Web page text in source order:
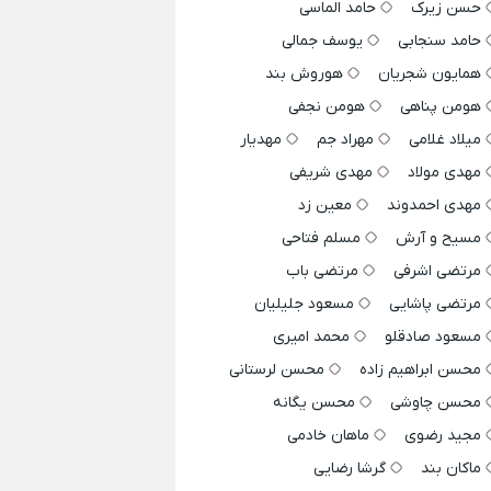
حسن زیرک
حامد الماسی
حامد سنجابی
یوسف جمالی
همایون شجریان
هوروش بند
هومن پناهی
هومن نجفی
میلاد غلامی
مهراد جم
مهدیار
مهدی مولاد
مهدی شریفی
مهدی احمدوند
معین زد
مسیح و آرش
مسلم فتاحی
مرتضی اشرفی
مرتضی باب
مرتضی پاشایی
مسعود جلیلیان
مسعود صادقلو
محمد امیری
محسن ابراهیم زاده
محسن لرستانی
محسن چاوشی
محسن یگانه
مجید رضوی
ماهان خادمی
ماکان بند
گرشا رضایی